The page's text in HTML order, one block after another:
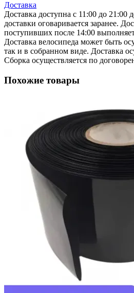
Доставка
Доставка доступна с 11:00 до 21:00
доставки оговаривается заранее.
поступивших после 14:00
Доставка велосипеда может быть
так и в собранном виде. Доставка
Сборка осуществляется по
Похожие товары